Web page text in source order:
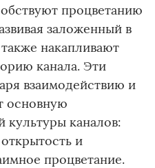
процветанию
заложенный в
накапливают
канала. Эти
взаимодействию и
основную
культуры каналов:
и
процветание.